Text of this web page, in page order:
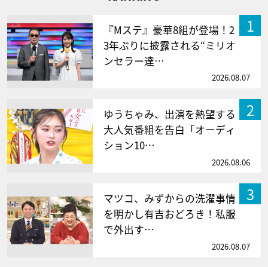
1
『Mステ』豪華8組が登場！2
3年ぶりに披露される“ミリオ
ンセラー達…
2026.08.07
2
ゆうちゃみ、出演を熱望する
大人気番組を告白「オーディ
ション10…
2026.08.06
3
マツコ、みずからの洗濯事情
を明かし有吉おどろき！私服
で外出す…
2026.08.07